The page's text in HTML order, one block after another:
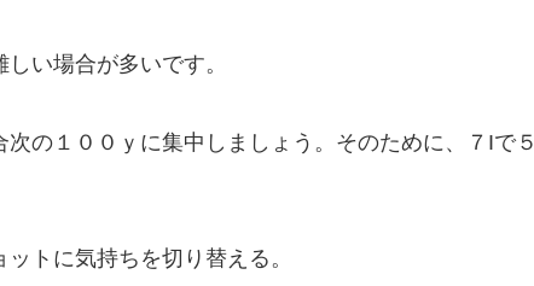
い場合が多いです。
の１００ｙに集中しましょう。そのために、７Iで５
トに気持ちを切り替える。